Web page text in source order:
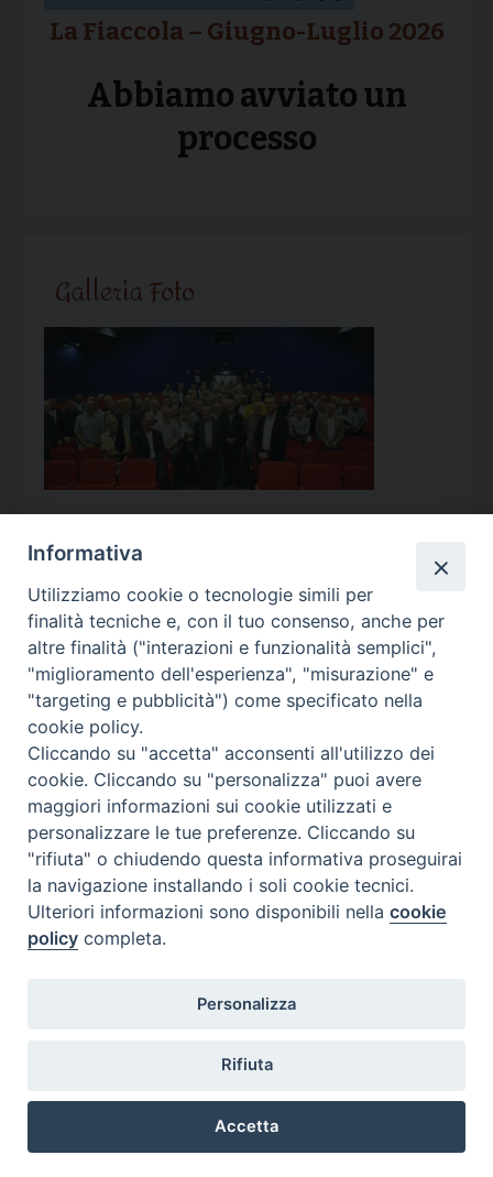
La Fiaccola – Giugno-Luglio 2026
Abbiamo avviato un
processo
Galleria Foto
Calendario Appuntamenti
<< Ago 2026 >>
l m m g v s
d
27
28
3
4 5 6 7 8
9
10
11 12 13 14 15
17
18 19 21
24 25 26 27 28 29 30
31 1
diaconato@seminario.milano.it
Informativa
Utilizziamo cookie o tecnologie simili per
finalità tecniche e, con il tuo consenso, anche per
altre finalità ("interazioni e funzionalità semplici",
"miglioramento dell'esperienza", "misurazione" e
"targeting e pubblicità") come specificato nella
cookie policy.
Cliccando su "accetta" acconsenti all'utilizzo dei
cookie. Cliccando su "personalizza" puoi avere
maggiori informazioni sui cookie utilizzati e
personalizzare le tue preferenze. Cliccando su
"rifiuta" o chiudendo questa informativa proseguirai
la navigazione installando i soli cookie tecnici.
Ulteriori informazioni sono disponibili nellacookie
policy completa.
Personalizza
Rifiuta
Accetta